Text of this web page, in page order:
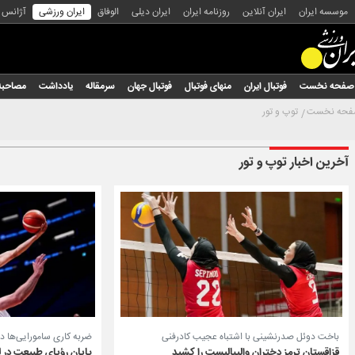
موسسه ایران ایران آنلاین روزنامه ایران ایران دیلی الوفاق ایران ورزشی
صفحه نخست فوتبال ایران منهای فوتبال فوتبال جهان سرمقاله یادداشت
نخست توپ و تور
آخرین اخبار توپ و تور
باخت دوئل صدرنشینی با اشتباه عجیب کادرفنی ضربه کاری سامورایی‌ها